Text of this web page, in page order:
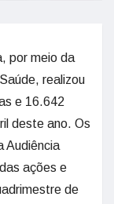
por meio da
realizou
e 16.642
deste ano. Os
Audiência
ações e
de